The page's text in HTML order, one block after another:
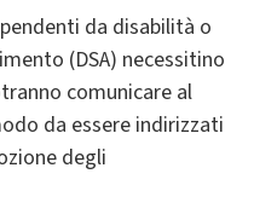
da disabilità o
(DSA) necessitino
comunicare al
da essere indirizzati
degli